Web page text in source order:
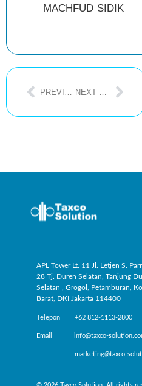
MACHFUD SIDIK
APL Tower Lt. 11 Jl. Letjen S.
28 Tj. Duren Selatan, Tanjung
Selatan , Grogol, Petamburan,
Barat, DKI Jakarta 114400
Telepon +62 812-1113-2800
Email info@taxco-
marketing@taxco-